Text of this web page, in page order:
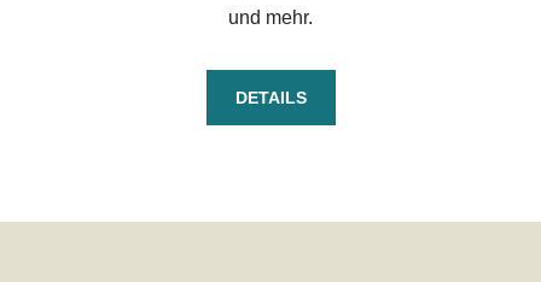
und mehr.
DETAILS